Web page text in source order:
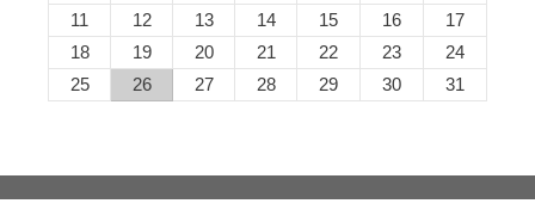
11
12 13 14 15 16
17
18
19 20 21 22 23
24
25
26 27 28 29 30 31